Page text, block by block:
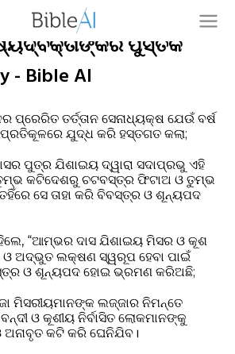
ପୁସ୍ତକ
- Bible AI
ପ୍ରେରିତ ତର୍ତ୍ତାନ ସେନାଧ୍ୟକ୍ଷ ଯେଉଁ ବର୍ଷ
ଯୁଦ୍ଧ କରି ହସ୍ତଗତ କଲା;
ପୁତ୍ର ଯିଶାଇୟ ଦ୍ୱାରା ସଦାପ୍ରଭୁ ଏହି
ତୁମ୍ଭ କଟିଦେଶରୁ ଚଟବସ୍ତ୍ର ଫିଟାଅ ଓ ତୁମ୍ଭ
ତହିଁରେ ସେ ତାହା କରି ବିବସ୍ତ୍ର ଓ ଶୂନ୍ୟପଦ
“ଆମ୍ଭର ଦାସ ଯିଶାଇୟ ମିସର ଓ କୂଶ
ଅଦ୍ଭୁତ ଲକ୍ଷଣ ସ୍ୱରୂପ ହେବା ପାଇଁ
ଓ ଶୂନ୍ୟପଦ ହୋଇ ଭ୍ରମଣ କରିଅଛି;
ମିସରୀୟମାନଙ୍କ ଲଜ୍ଜାର ନିମନ୍ତେ
ଓ କୂଶୀୟ ନିର୍ବାସିତ ଲୋକମାନଙ୍କୁ
କଟି କରି ଘେନିଯିବ।